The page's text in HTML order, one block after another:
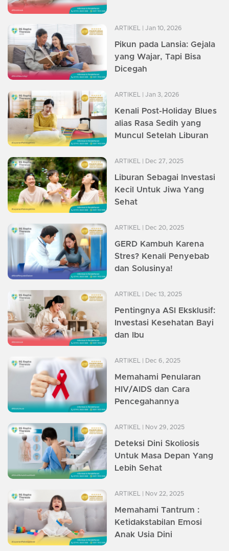
ARTIKEL | Jan 10, 2026
Pikun pada Lansia: Gejala
yang Wajar, Tapi Bisa
Dicegah
ARTIKEL | Jan 3, 2026
Kenali Post-Holiday Blues
alias Rasa Sedih yang
Muncul Setelah Liburan
ARTIKEL | Dec 27, 2025
Liburan Sebagai Investasi
Kecil Untuk Jiwa Yang
Sehat
ARTIKEL | Dec 20, 2025
GERD Kambuh Karena
Stres? Kenali Penyebab
dan Solusinya!
ARTIKEL | Dec 13, 2025
Pentingnya ASI Eksklusif:
Investasi Kesehatan Bayi
dan Ibu
ARTIKEL | Dec 6, 2025
Memahami Penularan
HIV/AIDS dan Cara
Pencegahannya
ARTIKEL | Nov 29, 2025
Deteksi Dini Skoliosis
Untuk Masa Depan Yang
Lebih Sehat
ARTIKEL | Nov 22, 2025
Memahami Tantrum :
Ketidakstabilan Emosi
Anak Usia Dini